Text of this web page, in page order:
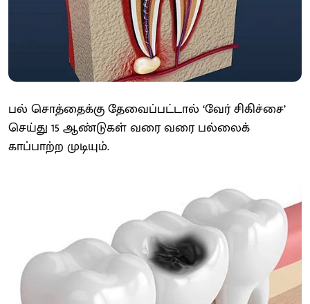
பல் சொத்தைக்கு தேவைப்பட்டால் ‘வேர் சிகிச்சை’
செய்து 15 ஆண்டுகள் வரை வரை பல்லைக்
காப்பாற்ற முடியும்.